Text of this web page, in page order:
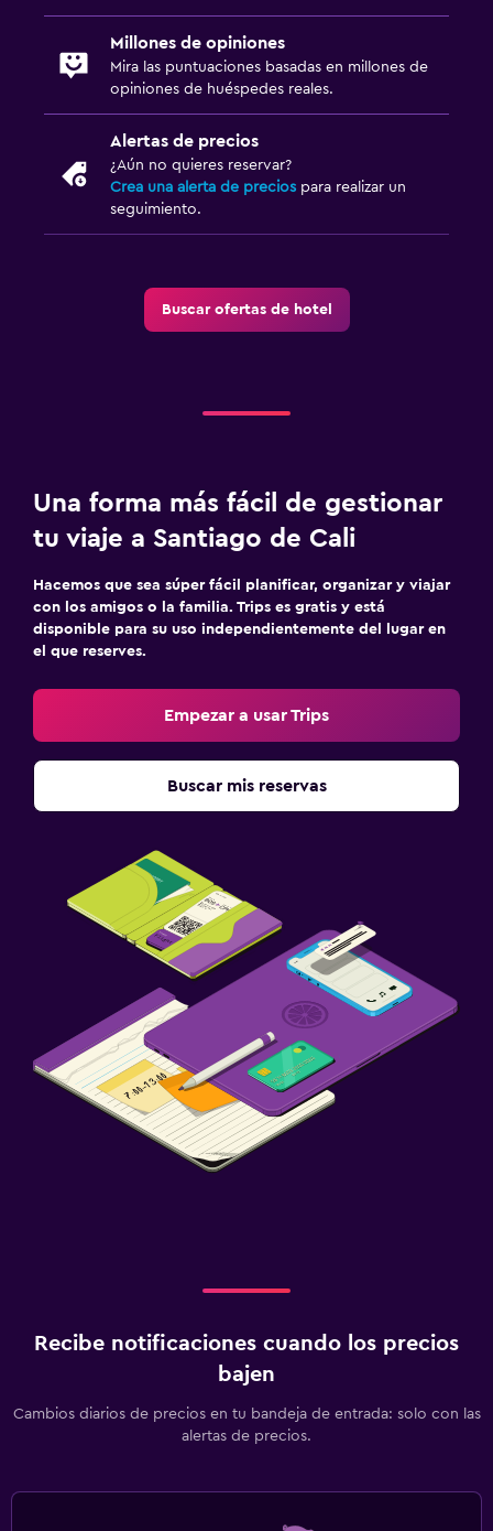
Millones de opiniones
Mira las puntuaciones basadas en millones de
opiniones de huéspedes reales.
Alertas de precios
¿Aún no quieres reservar?
Crea una alerta de precios para realizar un
seguimiento.
Buscar ofertas de hotel
Una forma más fácil de gestionar
tu viaje a Santiago de Cali
Hacemos que sea súper fácil planificar, organizar y viajar
con los amigos o la familia. Trips es gratis y está
disponible para su uso independientemente del lugar en
el que reserves.
Empezar a usar Trips
Buscar mis reservas
Recibe notificaciones cuando los precios
bajen
Cambios diarios de precios en tu bandeja de entrada: solo con las
alertas de precios.